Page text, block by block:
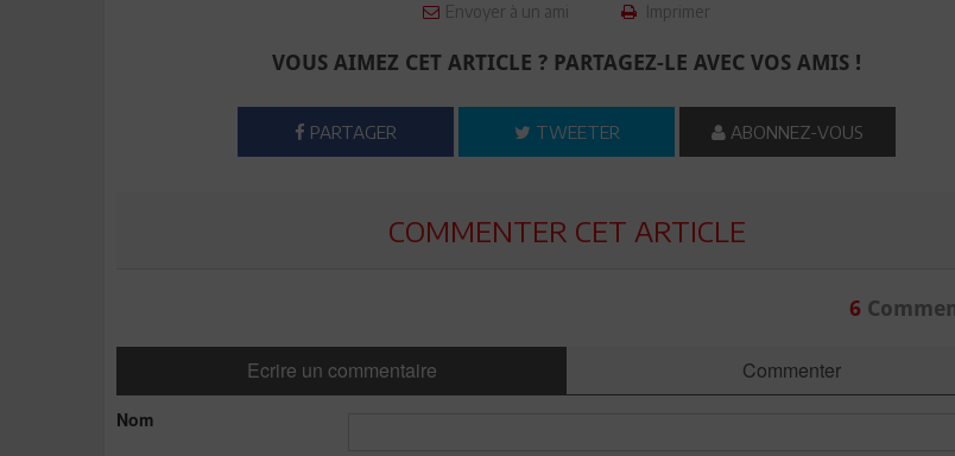
Envoyer à un ami Imprimer
VOUS AIMEZ CET ARTICLE ? PARTAGEZ-LE AVEC VOS AMIS !
PARTAGER TWEETER ABONNEZ-VOUS
COMMENTER CET ARTICLE
6
Ecrire un commentaire Commenter
Nom